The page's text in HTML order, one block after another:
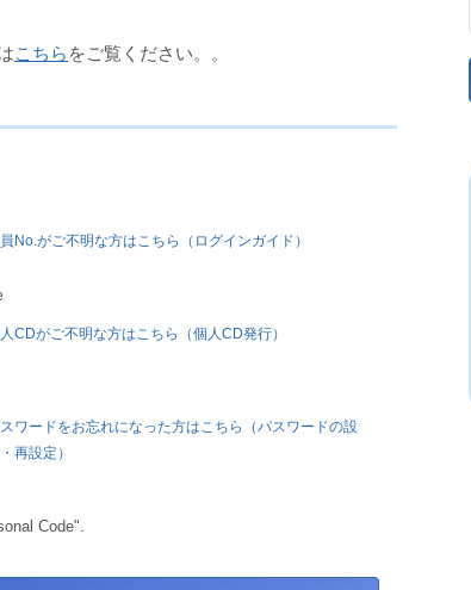
こちら をご覧ください。。
No.がご不明な方はこちら（ログインガイド）
CDがご不明な方はこちら（個人CD発行）
ワードをお忘れになった方はこちら（パスワードの設
再設定）
Code".